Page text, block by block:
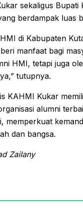
sekaligus
berdampak luas
di Kabupaten
manfaat bagi
HMI, tetapi juga
tutupnya.
KAHMI Kukar
alumni
memperkuat
dan bangsa.
Zailany